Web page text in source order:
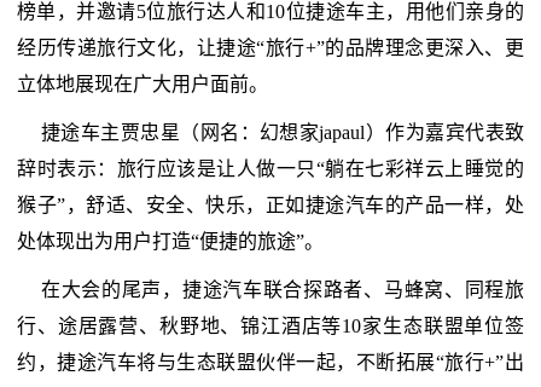
榜单，并邀请5位旅行达人和10位捷途车主，用他们亲身的
经历传递旅行文化，让捷途“旅行+”的品牌理念更深入、更
立体地展现在广大用户面前。
捷途车主贾忠星（网名：幻想家japaul）作为嘉宾代表致
辞时表示：旅行应该是让人做一只“躺在七彩祥云上睡觉的
猴子”，舒适、安全、快乐，正如捷途汽车的产品一样，处
处体现出为用户打造“便捷的旅途”。
在大会的尾声，捷途汽车联合探路者、马蜂窝、同程旅
行、途居露营、秋野地、锦江酒店等10家生态联盟单位签
约，捷途汽车将与生态联盟伙伴一起，不断拓展“旅行+”出